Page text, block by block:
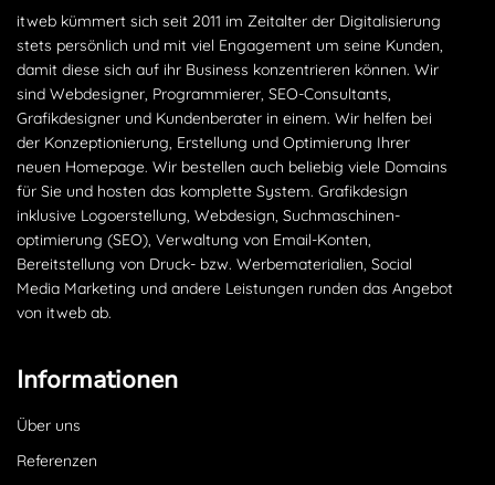
itweb kümmert sich seit 2011 im Zeitalter der Digitalisierung
stets persönlich und mit viel Engagement um seine Kunden,
damit diese sich auf ihr Business konzentrieren können. Wir
sind Webdesigner, Programmierer, SEO-Consultants,
Grafikdesigner und Kundenberater in einem. Wir helfen bei
der Konzeptionierung, Erstellung und Optimierung Ihrer
neuen Homepage. Wir bestellen auch beliebig viele Domains
für Sie und hosten das komplette System. Grafikdesign
inklusive Logoerstellung, Webdesign, Suchmaschinen­
optimierung (SEO), Verwaltung von Email-Konten,
Bereitstellung von Druck- bzw. Werbematerialien, Social
Media Marketing und andere Leistungen runden das Angebot
von itweb ab.
Informationen
Über uns
Referenzen